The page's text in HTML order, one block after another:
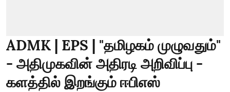
ADMK | EPS | "தமிழகம் முழுவதும்"
- அதிமுகவின் அதிரடி அறிவிப்பு -
களத்தில் இறங்கும் ஈபிஎஸ்